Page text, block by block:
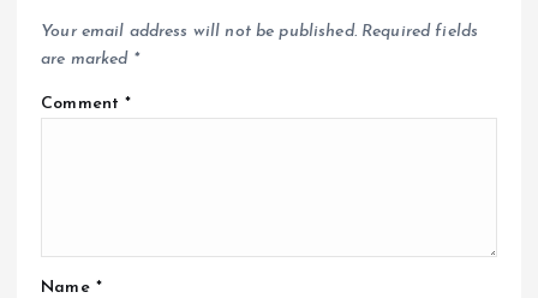
Your email address will not be published. Required fields
are marked *
Comment*
Name *